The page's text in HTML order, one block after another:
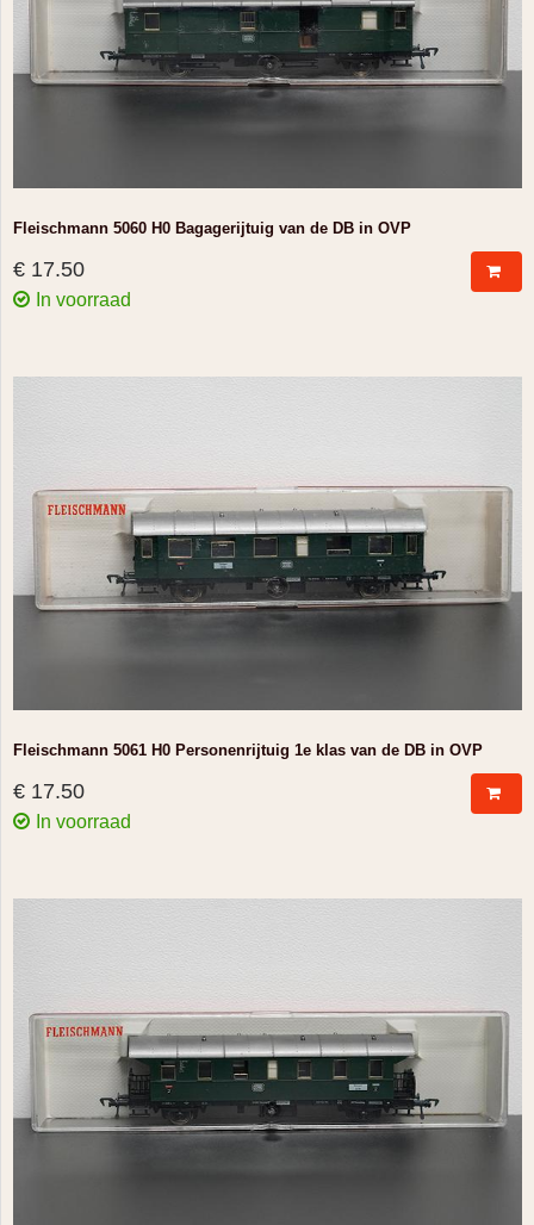
Fleischmann 5060 H0 Bagagerijtuig van de DB in OVP
€ 17.50
In voorraad
Fleischmann 5061 H0 Personenrijtuig 1e klas van de DB in OVP
€ 17.50
In voorraad